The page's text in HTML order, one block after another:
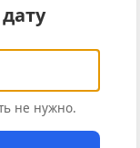
не нужно.